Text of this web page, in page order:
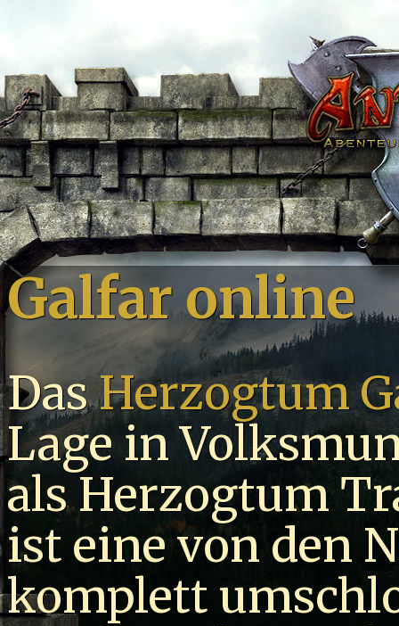
Galfar online
DasHerzogtum
Lage in
als Herzogtum
ist eine von den
komplett